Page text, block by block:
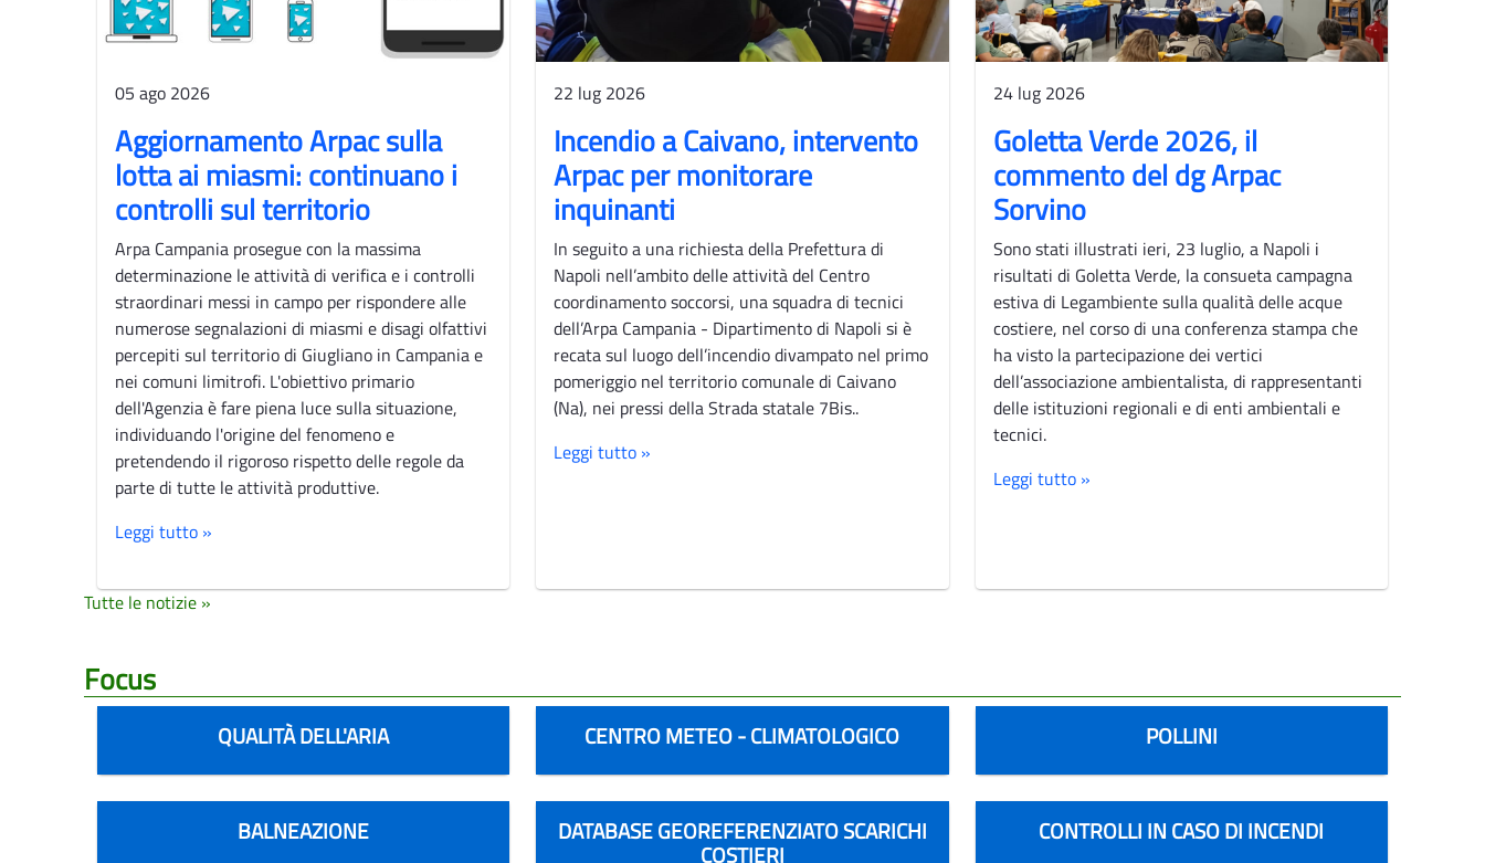
05 ago 2026
Aggiornamento Arpac sulla
lotta ai miasmi: continuano i
controlli sul territorio
Arpa Campania prosegue con la massima
determinazione le attività di verifica e i controlli
straordinari messi in campo per rispondere alle
numerose segnalazioni di miasmi e disagi olfattivi
percepiti sul territorio di Giugliano in Campania e
nei comuni limitrofi. L'obiettivo primario
dell'Agenzia è fare piena luce sulla situazione,
individuando l'origine del fenomeno e
pretendendo il rigoroso rispetto delle regole da
parte di tutte le attività produttive.
Leggi tutto »
22 lug 2026
Incendio a Caivano, intervento
Arpac per monitorare
inquinanti
In seguito a una richiesta della Prefettura di
Napoli nell’ambito delle attività del Centro
coordinamento soccorsi, una squadra di tecnici
dell’Arpa Campania - Dipartimento di Napoli si è
recata sul luogo dell’incendio divampato nel primo
pomeriggio nel territorio comunale di Caivano
(Na), nei pressi della Strada statale 7Bis..
Leggi tutto »
24 lug 2026
Goletta Verde 2026, il
commento del dg Arpac
Sorvino
Sono stati illustrati ieri, 23 luglio, a Napoli i
risultati di Goletta Verde, la consueta campagna
estiva di Legambiente sulla qualità delle acque
costiere, nel corso di una conferenza stampa che
ha visto la partecipazione dei vertici
dell’associazione ambientalista, di rappresentanti
delle istituzioni regionali e di enti ambientali e
tecnici.
Leggi tutto »
Tutte le notizie »
Focus
QUALITÀ DELL'ARIA CENTRO METEO - CLIMATOLOGICO POLLINI
BALNEAZIONE DATABASE GEOREFERENZIATO SCARICHI
COSTIERI
CONTROLLI IN CASO DI INCENDI